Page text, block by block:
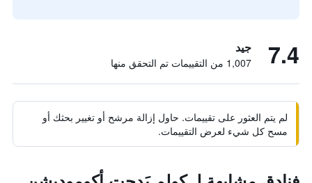
7.4 جيد
1,007 من التقييمات تم التحقق منها
لم يتم العثور على تقييمات. حاول إزالة مرشح أو تغيير بحثك أو
مسح كل شيء لعرض التقييمات.